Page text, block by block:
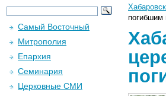
погибшим
Самый Восточный
Митрополия
Епархия
Семинария
Церковные СМИ